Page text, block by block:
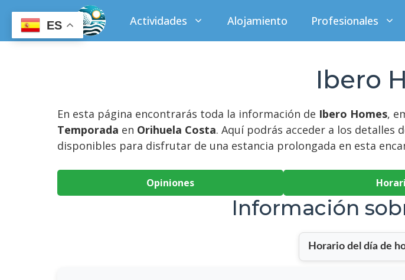
contenido
Actividades Alojamiento Profesionales
Ibero
En esta página encontrarás toda la información de Ibero Homes,
Temporada en Orihuela Costa. Aquí podrás acceder a los detalles
disponibles para disfrutar de una estancia prolongada en esta
Opiniones
Información
Horario del día de
ES